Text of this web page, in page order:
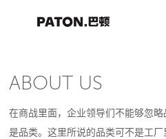
ABOUT US
在商战里面，企业领导们不能够忽
是品类。这里所说的品类可不是工